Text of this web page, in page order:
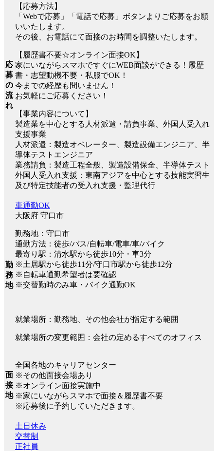
応
募
の
流
れ
【応募方法】
「Webで応募」「電話で応募」ボタンよりご応募をお願
いいたします。
その後、お電話にて面接のお時間を調整いたします。
【履歴書不要☆オンライン面接OK】
家にいながらスマホですぐにWEB面談ができる！履歴
書・志望動機不要・私服でOK！
今までの経歴も問いません！
お気軽にご応募ください！
【事業内容について】
製造業を中心とする人材派遣・請負事業、外国人受入れ
支援事業
人材派遣：製造オペレーター、製造設備エンジニア、半
導体テストエンジニア
業務請負：製造工程全般、製造設備保全、半導体テスト
外国人受入れ支援：東南アジアを中心とする技能実習生
及び特定技能者の受入れ支援・監理代行
勤
務
地
車通勤OK
大阪府 守口市
勤務地：守口市
通勤方法：徒歩/バス/自転車/電車/車/バイク
最寄り駅：清水駅から徒歩10分・車3分
※土居駅から徒歩11分/守口市駅から徒歩12分
※自転車通勤希望者は要確認
※交替勤時のみ車・バイク通勤OK
就業場所：勤務地、その他会社が指定する範囲
就業場所の変更範囲：会社の定めるすべてのオフィス
面
接
地
全国各地のキャリアセンター
※その他面接会場あり
※オンライン面接実施中
※家にいながらスマホで面接＆履歴書不要
※応募後に予約していただきます。
土日休み
交替制
正社員